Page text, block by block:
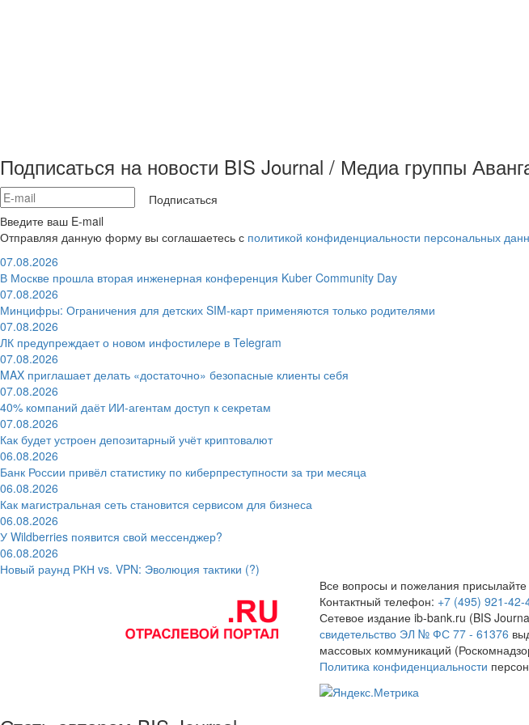
Подписаться на новости BIS Journal / Медиа группы
Подписаться
Введите ваш E-mail
Отправляя данную форму вы соглашаетесь с политикой конфиденциальности персональных
07.08.2026
В Москве прошла вторая инженерная конференция Kuber Community Day
07.08.2026
Минцифры: Ограничения для детских SIM-карт применяются только родителями
07.08.2026
ЛК предупреждает о новом инфостилере в Telegram
07.08.2026
MAX приглашает делать «достаточно» безопасные клиенты себя
07.08.2026
40% компаний даёт ИИ‑агентам доступ к секретам
07.08.2026
Как будет устроен депозитарный учёт криптовалют
06.08.2026
Банк России привёл статистику по киберпреступности за три месяца
06.08.2026
Как магистральная сеть становится сервисом для бизнеса
06.08.2026
У Wildberries появится свой мессенджер?
06.08.2026
Новый раунд РКН vs. VPN: Эволюция тактики (?)
Все вопросы и пожелания
Контактный телефон: +7 (495) 921-42-
Сетевое издание ib-bank.ru (BIS
свидетельство ЭЛ № ФС 77 - 61376
массовых коммуникаций
Политика конфиденциальности